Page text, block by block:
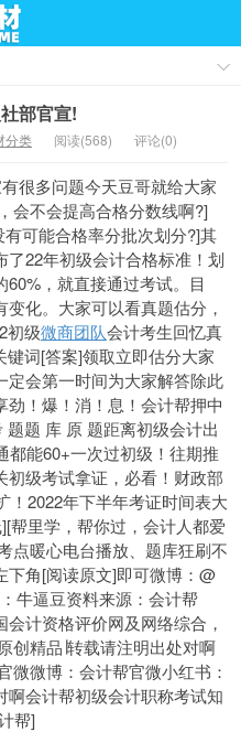
部官宣!
分类 阅读(568) 评论(0)
很多问题今天豆哥就给大家
会不会提高合格分数线啊?]
可能合格率分批次划分?]其
22年初级会计合格标准！划
，就直接通过考试。目
化。大家可以看真题估分，
初级微商团队会计考生回忆真
词[答案]领取立即估分大家
会第一时间为大家解答除此
！爆！消！息！会计帮押中
题 库 原 题距离初级会计出
都能60+一次过初级！往期推
级考试拿证，必看！财政部
！2022年下半年考证时间表大
帮里学，帮你过，会计人都爱
点暖心电台播放、题库狂刷不
角[阅读原文]即可微博：@
牛逼豆资料来源：会计帮
计资格评价网及网络综合，
创精品∣转载请注明出处对啊
微微博：会计帮官微小红书：
会计帮初级会计职称考试知
帮]